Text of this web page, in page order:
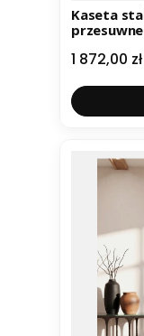
Kaseta stalowa
Cena
1 872,00 zł